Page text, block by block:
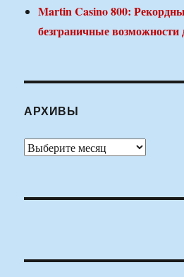
Martin Casino 800:
безграничные
АРХИВЫ
Архивы